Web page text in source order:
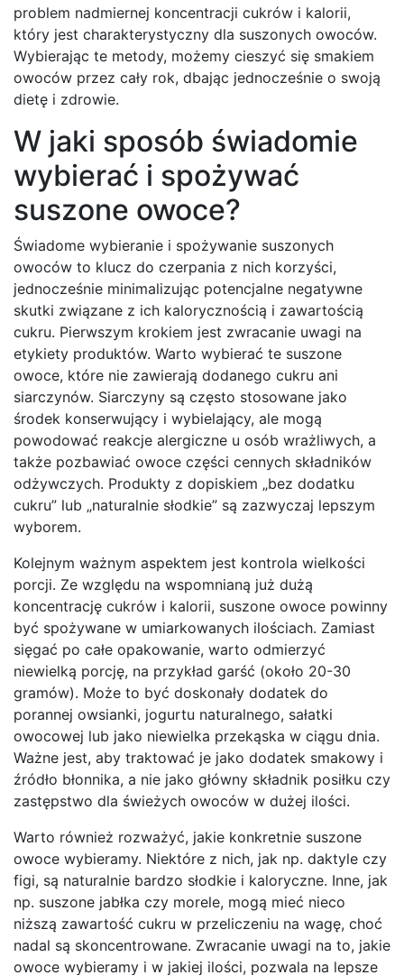
problem nadmiernej koncentracji cukrów i kalorii,
który jest charakterystyczny dla suszonych owoców.
Wybierając te metody, możemy cieszyć się smakiem
owoców przez cały rok, dbając jednocześnie o swoją
dietę i zdrowie.
W jaki sposób świadomie
wybierać i spożywać
suszone owoce?
Świadome wybieranie i spożywanie suszonych
owoców to klucz do czerpania z nich korzyści,
jednocześnie minimalizując potencjalne negatywne
skutki związane z ich kalorycznością i zawartością
cukru. Pierwszym krokiem jest zwracanie uwagi na
etykiety produktów. Warto wybierać te suszone
owoce, które nie zawierają dodanego cukru ani
siarczynów. Siarczyny są często stosowane jako
środek konserwujący i wybielający, ale mogą
powodować reakcje alergiczne u osób wrażliwych, a
także pozbawiać owoce części cennych składników
odżywczych. Produkty z dopiskiem „bez dodatku
cukru” lub „naturalnie słodkie” są zazwyczaj lepszym
wyborem.
Kolejnym ważnym aspektem jest kontrola wielkości
porcji. Ze względu na wspomnianą już dużą
koncentrację cukrów i kalorii, suszone owoce powinny
być spożywane w umiarkowanych ilościach. Zamiast
sięgać po całe opakowanie, warto odmierzyć
niewielką porcję, na przykład garść (około 20-30
gramów). Może to być doskonały dodatek do
porannej owsianki, jogurtu naturalnego, sałatki
owocowej lub jako niewielka przekąska w ciągu dnia.
Ważne jest, aby traktować je jako dodatek smakowy i
źródło błonnika, a nie jako główny składnik posiłku czy
zastępstwo dla świeżych owoców w dużej ilości.
Warto również rozważyć, jakie konkretnie suszone
owoce wybieramy. Niektóre z nich, jak np. daktyle czy
figi, są naturalnie bardzo słodkie i kaloryczne. Inne, jak
np. suszone jabłka czy morele, mogą mieć nieco
niższą zawartość cukru w przeliczeniu na wagę, choć
nadal są skoncentrowane. Zwracanie uwagi na to, jakie
owoce wybieramy i w jakiej ilości, pozwala na lepsze